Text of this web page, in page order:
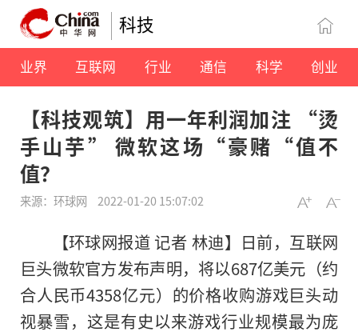
科技
业界 互联网 行业 通信 科学 创业
【科技观筑】用一年利润加注 “烫
手山芋” 微软这场“豪赌“值不
值？
来源：环球网 2022-01-20 15:07:02
【环球网报道 记者 林迪】 日前，互联网
巨头微软官方发布声明，将以687亿美元（约
合人民币4358亿元）的价格收购游戏巨头动
视暴雪，这是有史以来游戏行业规模最为庞